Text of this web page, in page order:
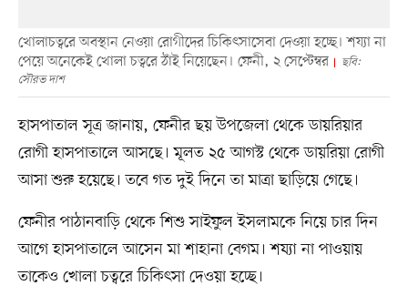
খোলাচত্বরে অবস্থান নেওয়া রোগীদের চিকিৎসাসেবা দেওয়া হচ্ছে। শয্যা না
পেয়ে অনেকেই খোলা চত্বরে ঠাঁই নিয়েছেন। ফেনী, ২ সেপ্টেম্বর
ছবি:
সৌরভ দাশ
হাসপাতাল সূত্র জানায়, ফেনীর ছয় উপজেলা থেকে ডায়রিয়ার
রোগী হাসপাতালে আসছে। মূলত ২৫ আগস্ট থেকে ডায়রিয়া রোগী
আসা শুরু হয়েছে। তবে গত দুই দিনে তা মাত্রা ছাড়িয়ে গেছে।
ফেনীর পাঠানবাড়ি থেকে শিশু সাইফুল ইসলামকে নিয়ে চার দিন
আগে হাসপাতালে আসেন মা শাহানা বেগম। শয্যা না পাওয়ায়
তাকেও খোলা চত্বরে চিকিৎসা দেওয়া হচ্ছে।